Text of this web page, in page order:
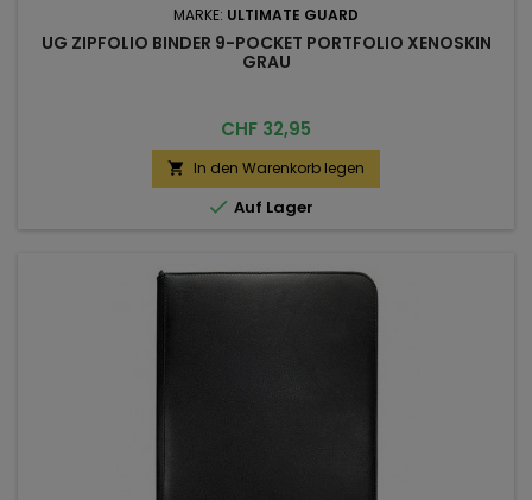
MARKE: ULTIMATE GUARD
UG ZIPFOLIO BINDER 9-POCKET PORTFOLIO XENOSKIN
GRAU
Preis
CHF 32,95
 In den Warenkorb legen
 Auf Lager